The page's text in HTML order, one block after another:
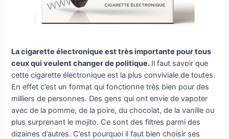
La cigarette électronique est très importante pour tous
ceux qui veulent changer de politique. Il faut savoir que
cette cigarette électronique est la plus conviviale de toutes.
En effet c’est un format qui fonctionne très bien pour des
milliers de personnes. Des gens qui ont envie de vapoter
avec de la pomme, de la poire, du chocolat, de la vanille ou
plus surprenant le mojito. Ce sont des filtres parmi des
dizaines d’autres. C’est pourquoi il faut bien choisir ses